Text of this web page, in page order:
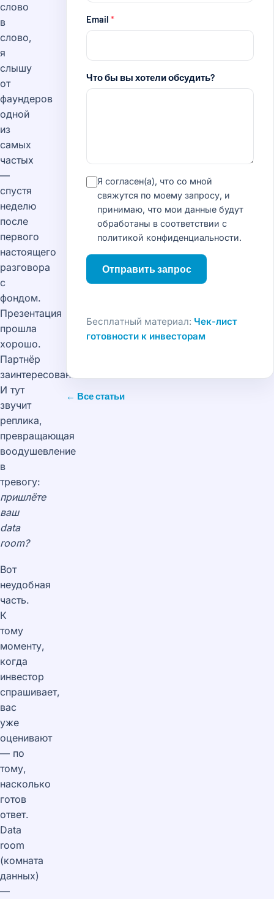
слово
в
слово,
я
слышу
от
фаундеров
одной
из
самых
частых
—
спустя
неделю
после
первого
настоящего
разговора
с
фондом.
Презентация
прошла
хорошо.
Партнёр
заинтересован.
И тут
звучит
реплика,
превращающая
воодушевление
в
тревогу:
пришлёте
ваш
data
room?
Вот
неудобная
часть.
К
тому
моменту,
когда
инвестор
спрашивает,
вас
уже
оценивают
— по
тому,
насколько
готов
ответ.
Data
room
(комната
данных)
—
Email *
Что бы вы хотели обсудить?
Я согласен(а), что со мной
свяжутся по моему запросу, и
принимаю, что мои данные будут
обработаны в соответствии с
политикой конфиденциальности.
Отправить запрос
Бесплатный материал: Чек-лист
готовности к инвесторам
← Все статьи